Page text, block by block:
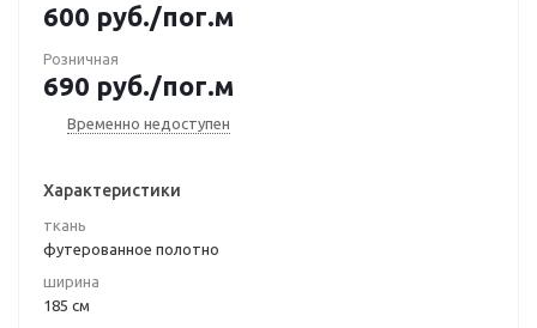
600 руб./пог.м
Розничная
690 руб./пог.м
Временно недоступен
Характеристики
ткань
футерованное полотно
ширина
185 см